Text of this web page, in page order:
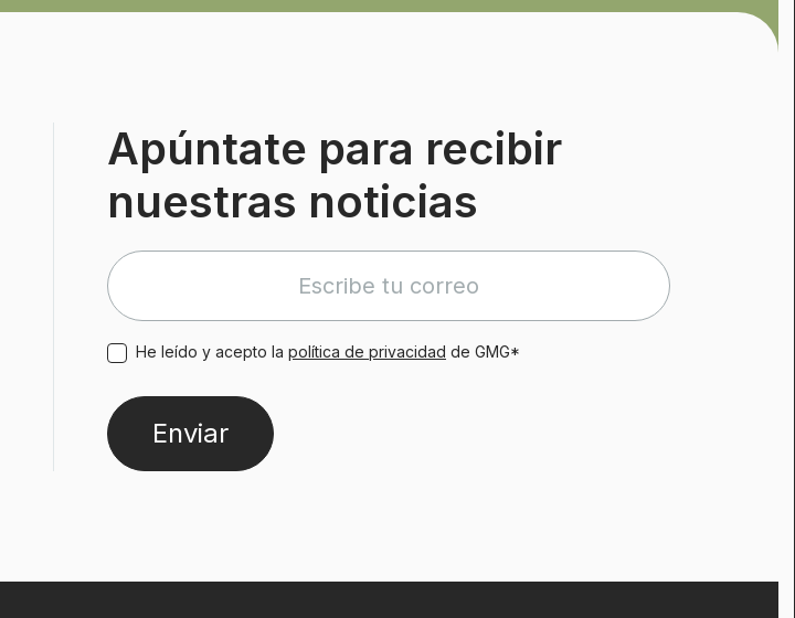
Apúntate para recibir
nuestras noticias
He leído y acepto la política de privacidad de GMG*